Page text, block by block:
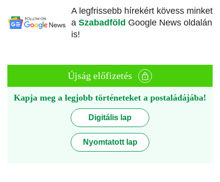
A legfrissebb hírekért kövess minket
a Szabadföld Google News oldalán
is!
Újság előfizetés
Kapja meg a legjobb történeteket a postaládájába!
Digitális lap
Nyomtatott lap